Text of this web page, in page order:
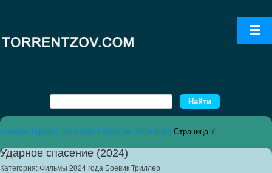
скачать торрент бесплатно Фильмы 2024 года Страница 7
Ударное спасение (2024)
Категория:Фильмы 2024 года Боевик Триллер